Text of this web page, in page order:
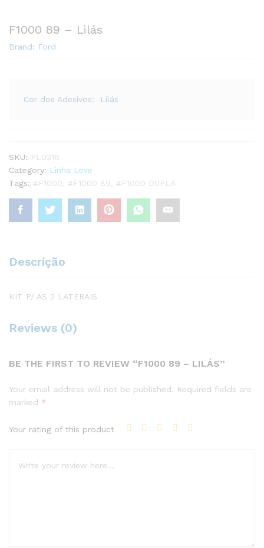
F1000 89 – Lilás
Brand: Ford
Cor dos Adesivos: Lilás
SKU: PL0316
Category: Linha Leve
Tags: #F1000 #F1000 89 #F1000 DUPLA
Descrição
KIT P/ AS 2 LATERAIS
Reviews (0)
BE THE FIRST TO REVIEW “F1000 89 – LILÁS”
Your email address will not be published. Required fields are
marked *
Your rating of this product